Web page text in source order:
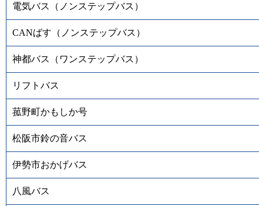
電気バス（ノンステップバス）
CANばす（ノンステップバス）
神都バス（ワンステップバス）
リフトバス
菰野町かもしか号
松阪市鈴の音バス
伊勢市おかげバス
八風バス